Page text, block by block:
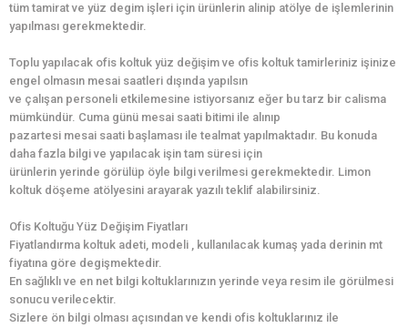
tüm tamirat ve yüz degim işleri için ürünlerin alinip atölye de işlemlerinin
yapılması gerekmektedir.
Toplu yapılacak ofis koltuk yüz değişim ve ofis koltuk tamirleriniz işinize
engel olmasın mesai saatleri dışında yapılsın
ve çalışan personeli etkilemesine istiyorsanız eğer bu tarz bir calisma
mümkündür. Cuma günü mesai saati bitimi ile alınıp
pazartesi mesai saati başlaması ile tealmat yapılmaktadır. Bu konuda
daha fazla bilgi ve yapılacak işin tam süresi için
ürünlerin yerinde görülüp öyle bilgi verilmesi gerekmektedir. Limon
koltuk döşeme atölyesini arayarak yazılı teklif alabilirsiniz.
Ofis Koltuğu Yüz Değişim Fiyatları
Fiyatlandırma koltuk adeti, modeli , kullanılacak kumaş yada derinin mt
fiyatına göre degişmektedir.
En sağlıklı ve en net bilgi koltuklarınızın yerinde veya resim ile görülmesi
sonucu verilecektir.
Sizlere ön bilgi olması açısından ve kendi ofis koltuklarınız ile